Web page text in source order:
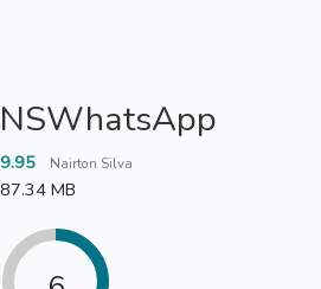
NSWhatsApp
9.95 Nairton Silva
87.34 MB